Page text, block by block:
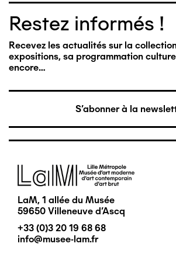
Restez informés !
Recevez les actualités sur la
expositions, sa programmation
encore…
S'abonner à la
Image
LaM, 1 allée du Musée
59650 Villeneuve d'Ascq
+33 (0)3 20 19 68 68
info@musee-lam.fr